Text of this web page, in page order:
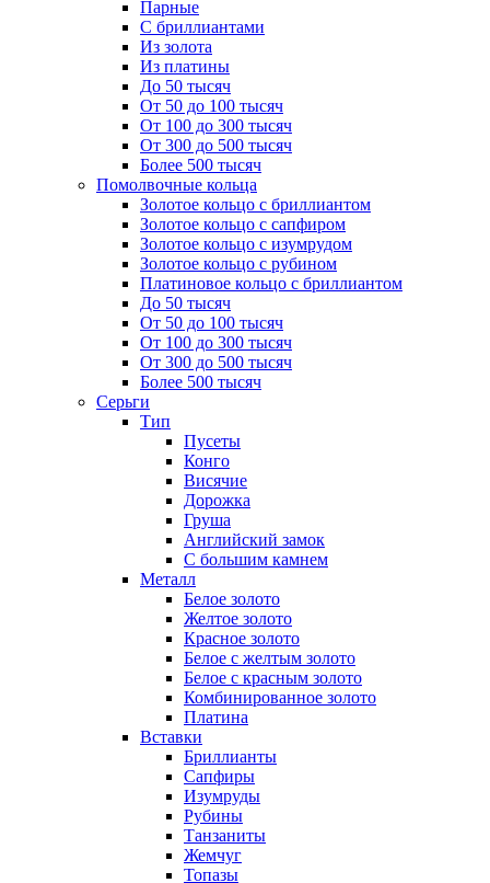
Парные
С бриллиантами
Из золота
Из платины
До 50 тысяч
От 50 до 100 тысяч
От 100 до 300 тысяч
От 300 до 500 тысяч
Более 500 тысяч
Помолвочные кольца
Золотое кольцо с бриллиантом
Золотое кольцо с сапфиром
Золотое кольцо с изумрудом
Золотое кольцо с рубином
Платиновое кольцо с бриллиантом
До 50 тысяч
От 50 до 100 тысяч
От 100 до 300 тысяч
От 300 до 500 тысяч
Более 500 тысяч
Серьги
Тип
Пусеты
Конго
Висячие
Дорожка
Груша
Английский замок
С большим камнем
Металл
Белое золото
Желтое золото
Красное золото
Белое с желтым золото
Белое с красным золото
Комбинированное золото
Платина
Вставки
Бриллианты
Сапфиры
Изумруды
Рубины
Танзаниты
Жемчуг
Топазы